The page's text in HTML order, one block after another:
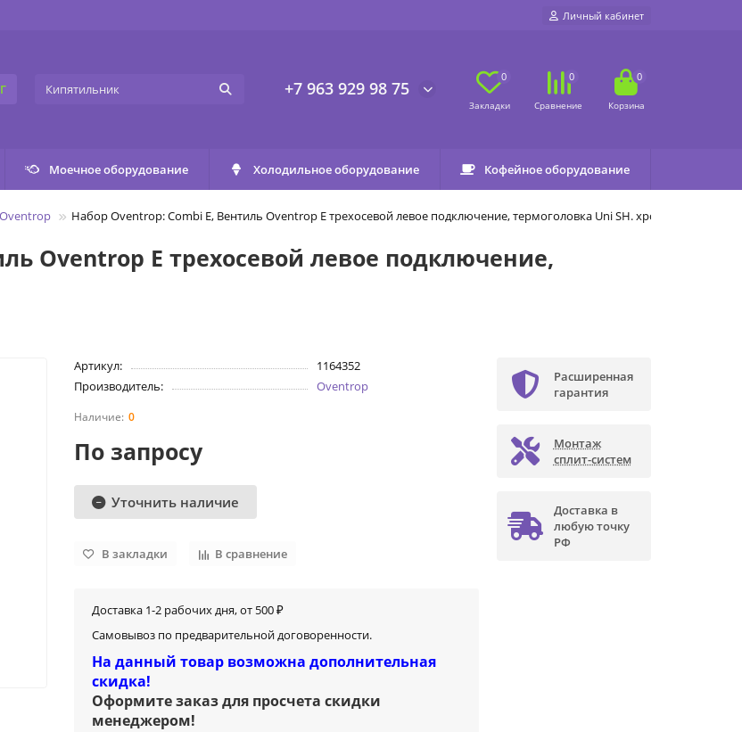
Личный кабинет
+7 963 929 98 75
0 0 0
Моечное оборудование Холодильное оборудование Кофейное оборудование
Набор Oventrop: Combi E, Вентиль Oventrop E трехосевой левое подключение, термоголовка Uni SH. хром
Oventrop E трехосевой левое подключение,
Артикул:
1164352
Производитель:
Oventrop
0
По запросу
Уточнить наличие
В закладки В сравнение
Доставка 1-2 рабочих дня, от 500 ₽
Самовывоз по предварительной договоренности.
На данный товар возможна дополнительная
скидка!
Оформите заказ для просчета скидки
менеджером!
Расширенная
гарантия
Монтаж
сплит-систем
Доставка в
любую точку
РФ